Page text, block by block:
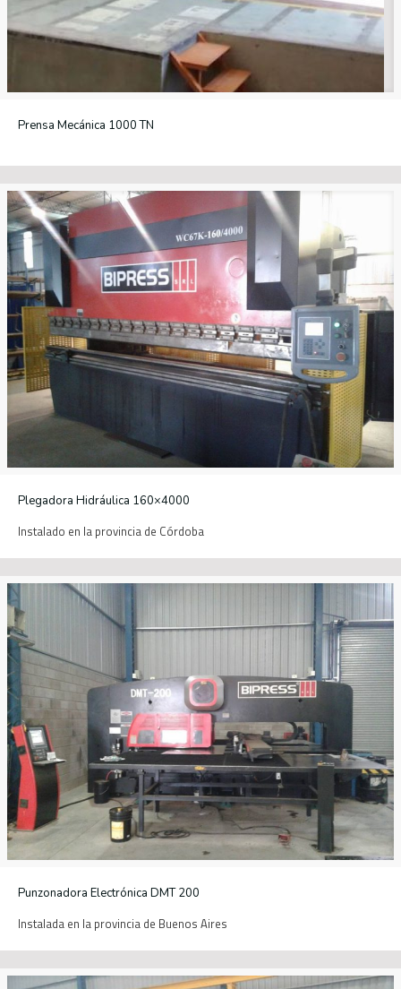
Prensa Mecánica 1000 TN
Plegadora Hidráulica 160×4000
Instalado en la provincia de Córdoba
Punzonadora Electrónica DMT 200
Instalada en la provincia de Buenos Aires